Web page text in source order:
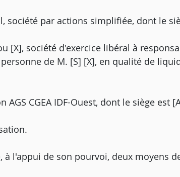
société par actions simplifiée, dont le
[X], société d'exercice libéral à
de M. [S] [X], en qualité de
AGS CGEA IDF-Ouest, dont le siège est
à l'appui de son pourvoi, deux moyens